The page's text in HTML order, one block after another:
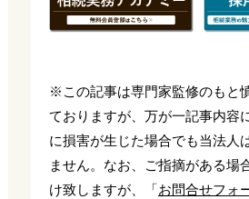
※この記事は専門家監修のもと
ておりますが、万が一記事内容
に損害が生じた場合でも当法人
ません。なお、ご指摘がある場
け致しますが、「 お問合せフォ